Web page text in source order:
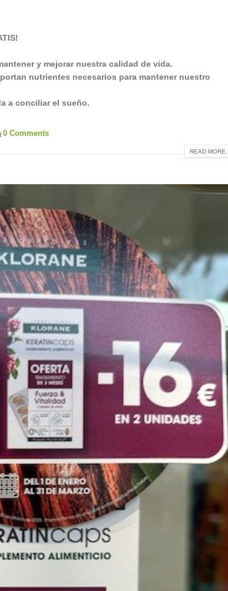
y mejorar nuestra calidad de vida.
nutrientes necesarios para mantener nuestro
a conciliar el sueño.
0 Comments
READ MORE...